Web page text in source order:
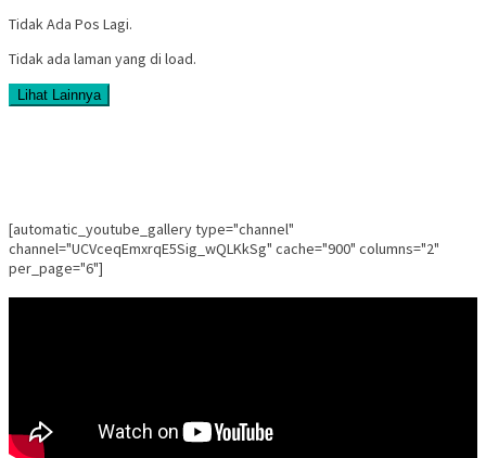
Tidak Ada Pos Lagi.
Tidak ada laman yang di load.
Lihat Lainnya
[automatic_youtube_gallery type="channel"
channel="UCVceqEmxrqE5Sig_wQLKkSg" cache="900" columns="2"
per_page="6"]